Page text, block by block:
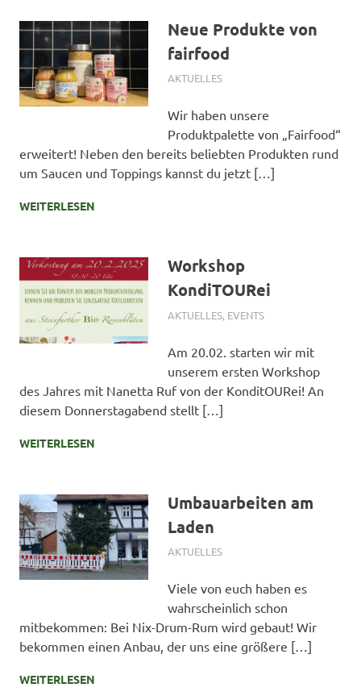
Neue Produkte von
fairfood
1. FEBRUAR 2025
SIMONE SCHMIDT
AKTUELLES
Wir haben unsere
Produktpalette von „Fairfood“
erweitert! Neben den bereits beliebten Produkten rund
um Saucen und Toppings kannst du jetzt […]
WEITERLESEN
Workshop
KondiTOURei
1. FEBRUAR 2025
SIMONE SCHMIDT
AKTUELLES, EVENTS
Am 20.02. starten wir mit
unserem ersten Workshop
des Jahres mit Nanetta Ruf von der KonditOURei! An
diesem Donnerstagabend stellt […]
WEITERLESEN
Umbauarbeiten am
Laden
1. FEBRUAR 2025
SIMONE SCHMIDT
AKTUELLES
Viele von euch haben es
wahrscheinlich schon
mitbekommen: Bei Nix-Drum-Rum wird gebaut! Wir
bekommen einen Anbau, der uns eine größere […]
WEITERLESEN